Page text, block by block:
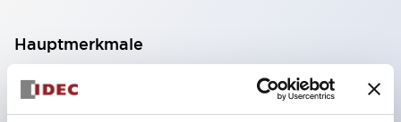
Hauptmerkmale
2-Kontakt-Block mit 2 Stufen, ermöglicht eine 4-
Kontakt-Konfiguration (Gewährleistung der